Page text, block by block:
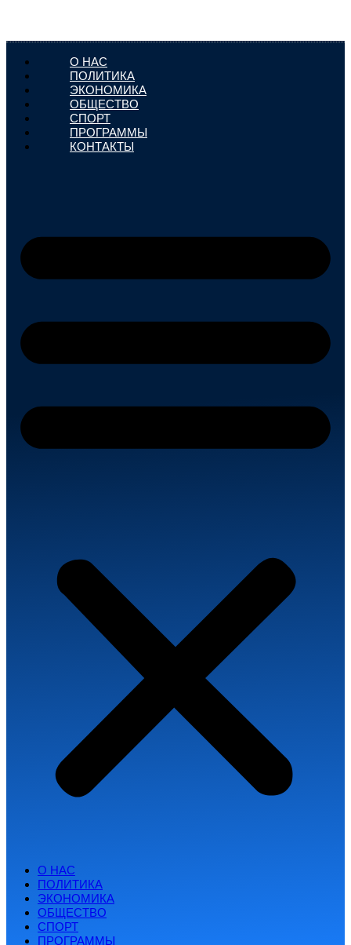
О НАС
ПОЛИТИКА
ЭКОНОМИКА
ОБЩЕСТВО
СПОРТ
ПРОГРАММЫ
КОНТАКТЫ
О НАС
ПОЛИТИКА
ЭКОНОМИКА
ОБЩЕСТВО
СПОРТ
ПРОГРАММЫ